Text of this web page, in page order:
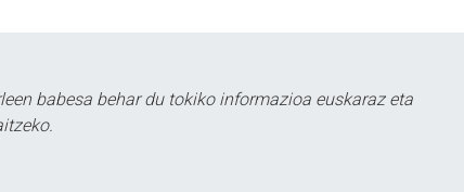
babesa behar du tokiko informazioa euskaraz eta